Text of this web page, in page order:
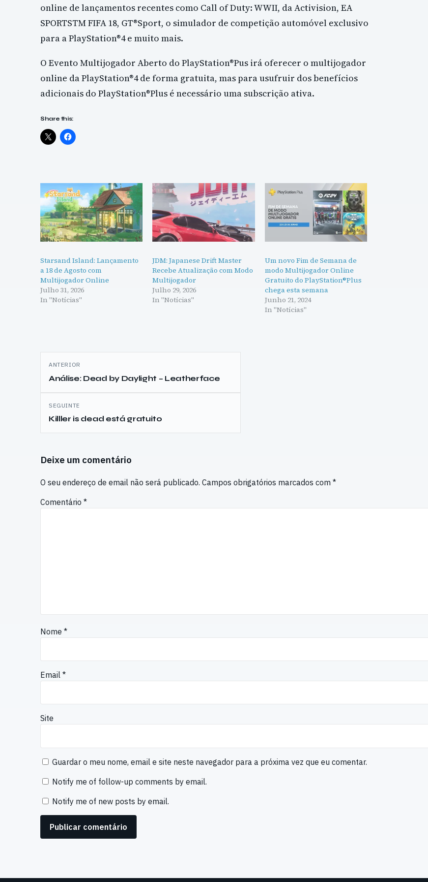
online de lançamentos recentes como Call of Duty: WWII, da Activision, EA
SPORTSTM FIFA 18, GT®Sport, o simulador de competição automóvel exclusivo
para a PlayStation®4 e muito mais.
O Evento Multijogador Aberto do PlayStation®Pus irá oferecer o multijogador
online da PlayStation®4 de forma gratuita, mas para usufruir dos benefícios
adicionais do PlayStation®Plus é necessário uma subscrição ativa.
Share this:
Starsand Island: Lançamento
a 18 de Agosto com
Multijogador Online
Julho 31, 2026
In "Notícias"
JDM: Japanese Drift Master
Recebe Atualização com Modo
Multijogador
Julho 29, 2026
In "Notícias"
Um novo Fim de Semana de
modo Multijogador Online
Gratuito do PlayStation®Plus
chega esta semana
Junho 21, 2024
In "Notícias"
Navegação
de
artigos
ANTERIOR
Análise: Dead by Daylight – Leatherface
SEGUINTE
Killler is dead está gratuito
Deixe um comentário
O seu endereço de email não será publicado. Campos obrigatórios marcados com *
Comentário *
Nome *
Email *
Site
Guardar o meu nome, email e site neste navegador para a próxima vez que eu comentar.
Notify me of follow-up comments by email.
Notify me of new posts by email.